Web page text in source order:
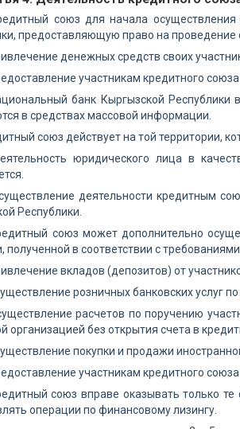
союз для начала
предоставляющую право на
денежных средств своих
участникам кредитного
банк Кыргызской
в средствах массовой информации.
союз действует на той территории,
юридического лица в
деятельности кредитным
Республики.
союз может дополнительно
полученной в соответствии с
вкладов (депозитов) от
розничных банковских услуг
расчетов по поручению
организацией без открытия счета в
покупки и продажи
участникам кредитного
союз вправе оказывать только
операции по финансовому лизингу.